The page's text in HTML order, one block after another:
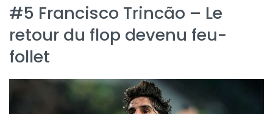
#5 Francisco Trincão – Le
retour du flop devenu feu-
follet